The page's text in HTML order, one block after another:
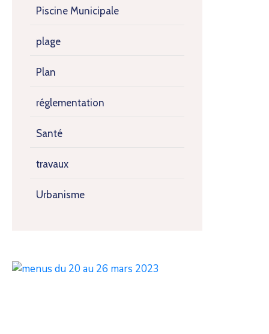
Piscine Municipale
plage
Plan
réglementation
Santé
travaux
Urbanisme